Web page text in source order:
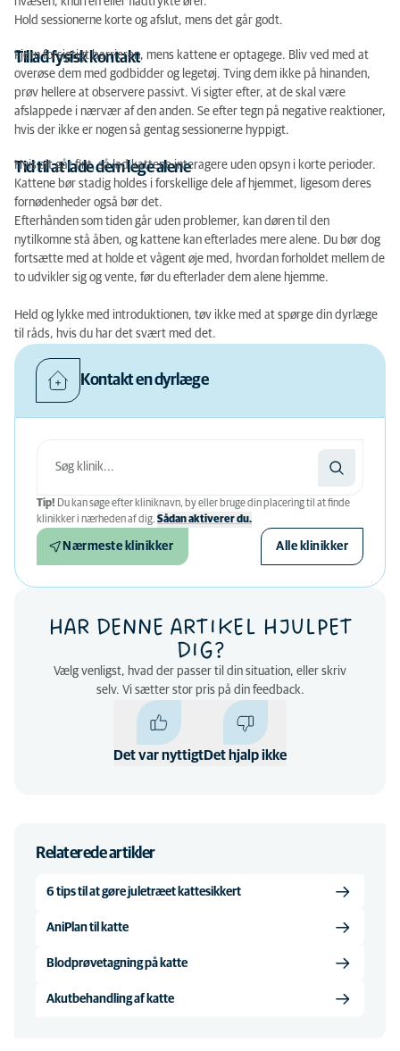
Hold sessionerne korte og afslut, mens det går godt.
Tillad fysisk kontakt
Fjern forsigtigt barrieren, mens kattene er optagege. Bliv ved med at
overøse dem med godbidder og legetøj. Tving dem ikke på hinanden,
prøv hellere at observere passivt. Vi sigter efter, at de skal være
afslappede i nærvær af den anden. Se efter tegn på negative reaktioner,
hvis der ikke er nogen så gentag sessionerne hyppigt.
Tid til at lade dem lege alene
Hvis alt går fint, så lad kattene interagere uden opsyn i korte perioder.
Kattene bør stadig holdes i forskellige dele af hjemmet, ligesom deres
fornødenheder også bør det.
Efterhånden som tiden går uden problemer, kan døren til den
nytilkomne stå åben, og kattene kan efterlades mere alene. Du bør dog
fortsætte med at holde et vågent øje med, hvordan forholdet mellem de
to udvikler sig og vente, før du efterlader dem alene hjemme.
Held og lykke med introduktionen, tøv ikke med at spørge din dyrlæge
til råds, hvis du har det svært med det.
Kontakt en dyrlæge
Tip! Du kan søge efter kliniknavn, by eller bruge din placering til at finde
klinikker i nærheden af ​​dig. Sådan aktiverer du.
Nærmeste klinikker Alle klinikker
HAR DENNE ARTIKEL HJULPET
DIG?
Vælg venligst, hvad der passer til din situation, eller skriv
selv. Vi sætter stor pris på din feedback.
Det var nyttigtDet hjalp ikke
Relaterede artikler
6 tips til at gøre juletræet kattesikkert
AniPlan til katte
Blodprøvetagning på katte
Akutbehandling af katte